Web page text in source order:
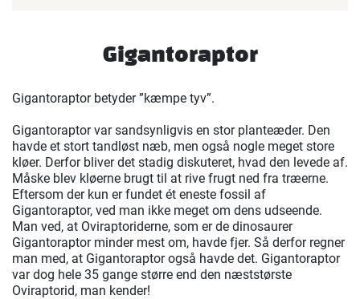
Gigantoraptor
Gigantoraptor betyder ”kæmpe tyv”.
Gigantoraptor var sandsynligvis en stor planteæder. Den
havde et stort tandløst næb, men også nogle meget store
kløer. Derfor bliver det stadig diskuteret, hvad den levede af.
Måske blev kløerne brugt til at rive frugt ned fra træerne.
Eftersom der kun er fundet ét eneste fossil af
Gigantoraptor, ved man ikke meget om dens udseende.
Man ved, at Oviraptoriderne, som er de dinosaurer
Gigantoraptor minder mest om, havde fjer. Så derfor regner
man med, at Gigantoraptor også havde det. Gigantoraptor
var dog hele 35 gange større end den næststørste
Oviraptorid, man kender!